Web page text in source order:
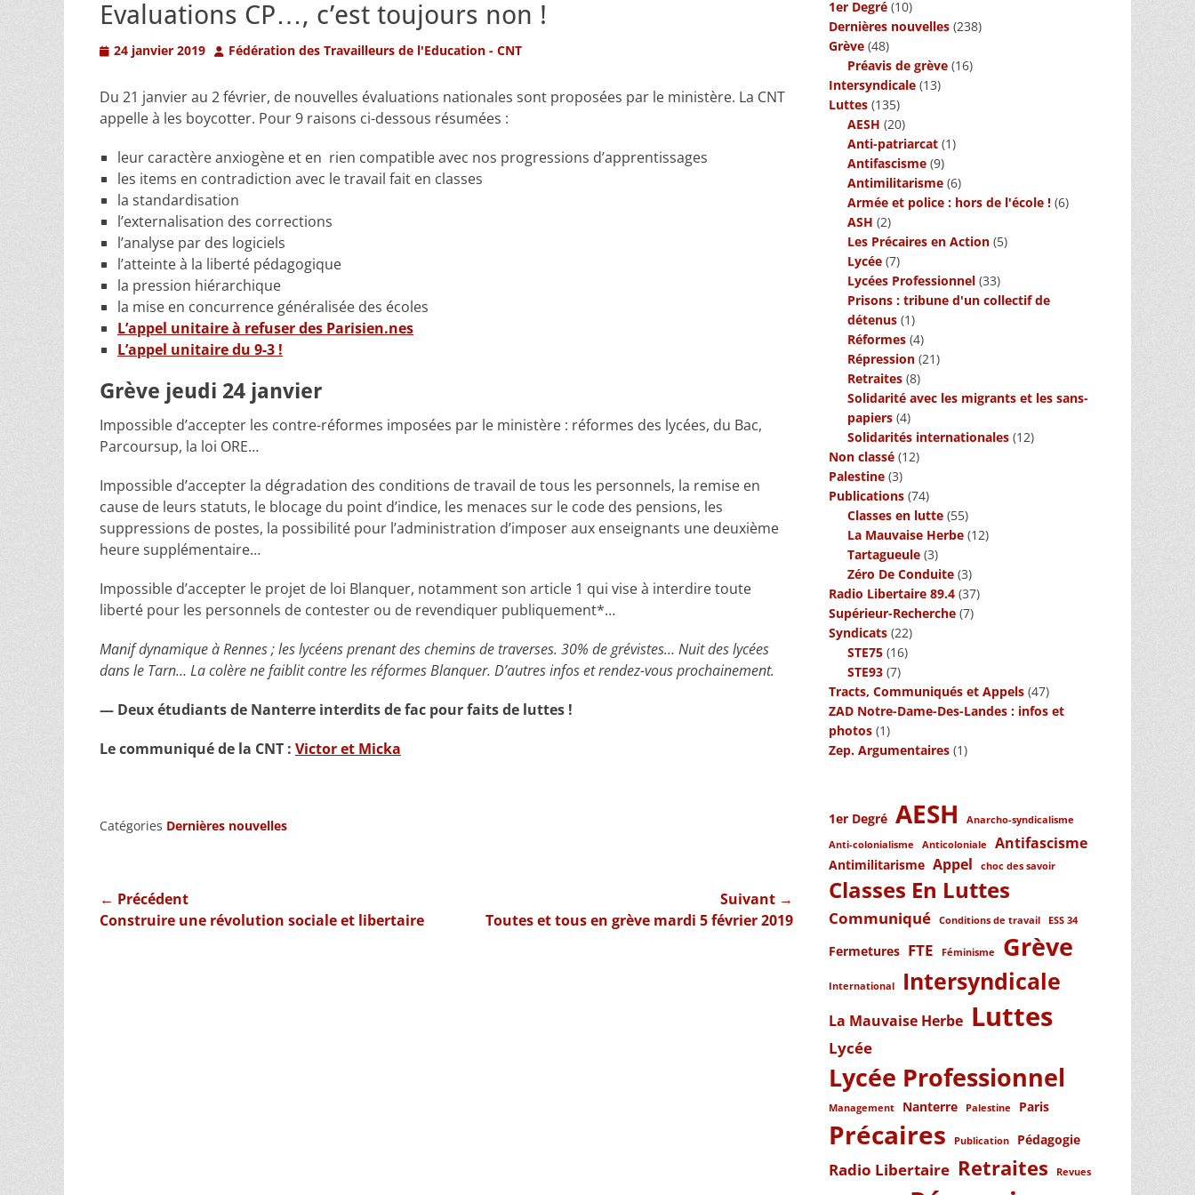
Evaluations CP…, c’est toujours non !
Posted
24 janvier 2019 Author
Fédération des Travailleurs de l'Education - CNT
Du 21 janvier au 2 février, de nouvelles évaluations nationales sont proposées par le ministère. La CNT
appelle à les boycotter. Pour 9 raisons ci-dessous résumées :
leur caractère anxiogène et en rien compatible avec nos progressions d’apprentissages
les items en contradiction avec le travail fait en classes
la standardisation
l’externalisation des corrections
l’analyse par des logiciels
l’atteinte à la liberté pédagogique
la pression hiérarchique
la mise en concurrence généralisée des écoles
L’appel unitaire à refuser des Parisien.nes
L’appel unitaire du 9-3 !
Grève jeudi 24 janvier
Impossible d’accepter les contre-réformes imposées par le ministère : réformes des lycées, du Bac,
Parcoursup, la loi ORE…
Impossible d’accepter la dégradation des conditions de travail de tous les personnels, la remise en
cause de leurs statuts, le blocage du point d’indice, les menaces sur le code des pensions, les
suppressions de postes, la possibilité pour l’administration d’imposer aux enseignants une deuxième
heure supplémentaire…
Impossible d’accepter le projet de loi Blanquer, notamment son article 1 qui vise à interdire toute
liberté pour les personnels de contester ou de revendiquer publiquement*…
Manif dynamique à Rennes ; les lycéens prenant des chemins de traverses. 30% de grévistes… Nuit des lycées
dans le Tarn… La colère ne faiblit contre les réformes Blanquer. D’autres infos et rendez-vous prochainement.
— Deux étudiants de Nanterre interdits de fac pour faits de luttes !
Le communiqué de la CNT : Victor et Micka
Catégories Dernières nouvelles
Navigation
de
← Précédent
Article
Construire une révolution sociale et libertaire
Suivant →
ArticleToutes et tous en grève mardi 5 février 2019
1er Degré (10)
Dernières nouvelles (238)
Grève (48)
Préavis de grève (16)
Intersyndicale (13)
Luttes (135)
AESH (20)
Anti-patriarcat (1)
Antifascisme (9)
Antimilitarisme (6)
Armée et police : hors de l'école ! (6)
ASH (2)
Les Précaires en Action (5)
Lycée (7)
Lycées Professionnel (33)
Prisons : tribune d'un collectif de
détenus (1)
Réformes (4)
Répression (21)
Retraites (8)
Solidarité avec les migrants et les sans-
papiers (4)
Solidarités internationales (12)
Non classé (12)
Palestine (3)
Publications (74)
Classes en lutte (55)
La Mauvaise Herbe (12)
Tartagueule (3)
Zéro De Conduite (3)
Radio Libertaire 89.4 (37)
Supérieur-Recherche (7)
Syndicats (22)
STE75 (16)
STE93 (7)
Tracts, Communiqués et Appels (47)
ZAD Notre-Dame-Des-Landes : infos et
photos (1)
Zep. Argumentaires (1)
1er Degré AESH
Anarcho-syndicalisme
Anti-colonialisme
Anticoloniale Antifascisme
Antimilitarisme Appel choc des savoir
Classes En Luttes
Communiqué Conditions de travail ESS 34
Fermetures FTE Féminisme Grève
International Intersyndicale
La Mauvaise Herbe Luttes
Lycée
Lycée Professionnel
Management Nanterre Palestine Paris
Précaires Publication Pédagogie
Radio Libertaire Retraites Revues